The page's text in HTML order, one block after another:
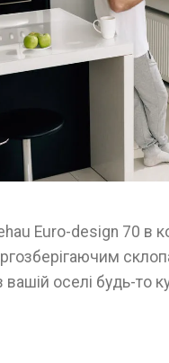
Euro-design 70 в
оселі будь-то